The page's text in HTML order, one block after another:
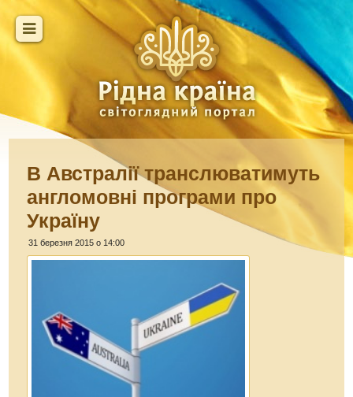
В Австралії транслюватимуть
англомовні програми про
Україну
31 березня 2015 о 14:00